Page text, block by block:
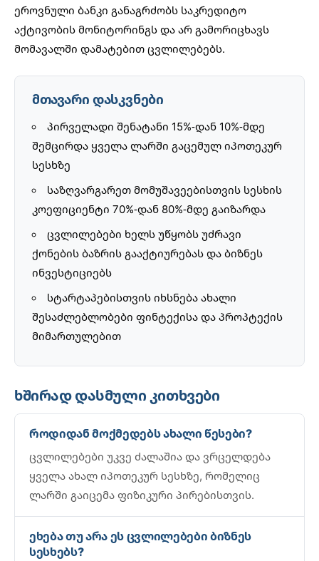
ეროვნული ბანკი განაგრძობს საკრედიტო
აქტივობის მონიტორინგს და არ გამორიცხავს
მომავალში დამატებით ცვლილებებს.
მთავარი დასკვნები
პირველადი შენატანი 15%-დან 10%-მდე
შემცირდა ყველა ლარში გაცემულ იპოთეკურ
სესხზე
საზღვარგარეთ მომუშავეებისთვის სესხის
კოეფიციენტი 70%-დან 80%-მდე გაიზარდა
ცვლილებები ხელს უწყობს უძრავი
ქონების ბაზრის გააქტიურებას და ბიზნეს
ინვესტიციებს
სტარტაპებისთვის იხსნება ახალი
შესაძლებლობები ფინტექისა და პროპტექის
მიმართულებით
ხშირად დასმული კითხვები
როდიდან მოქმედებს ახალი წესები?
ცვლილებები უკვე ძალაშია და ვრცელდება
ყველა ახალ იპოთეკურ სესხზე, რომელიც
ლარში გაიცემა ფიზიკური პირებისთვის.
ეხება თუ არა ეს ცვლილებები ბიზნეს
სესხებს?